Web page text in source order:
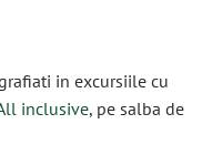
in excursiile cu
inclusive, pe salba de